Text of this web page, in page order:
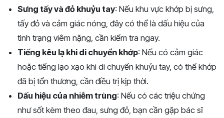
Sưng tấy và đỏ khuỷu tay: Nếu khu vực khớp bị sưng,
tấy đỏ và cảm giác nóng, đây có thể là dấu hiệu của
tình trạng viêm nặng, cần kiểm tra ngay.
Tiếng kêu lạ khi di chuyển khớp: Nếu có cảm giác
hoặc tiếng lạo xạo khi di chuyển khuỷu tay, có thể khớp
đã bị tổn thương, cần điều trị kịp thời.
Dấu hiệu của nhiễm trùng: Nếu có các triệu chứng
như sốt kèm theo đau, sưng đỏ, bạn cần gặp bác sĩ